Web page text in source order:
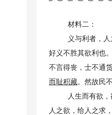
材料二：
义与利者，
好义不胜其欲利也
不言得丧，士不通
而耻积藏。然故民
人生而有欲
人之欲，给人之求